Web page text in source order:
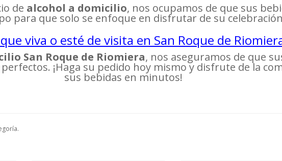
de alcohol a domicilio, nos ocupamos de que sus
para que solo se enfoque en disfrutar de su
viva o esté de visita en San Roque de
San Roque de Riomiera, nos aseguramos de que
¡Haga su pedido hoy mismo y disfrute de la
sus bebidas en minutos!